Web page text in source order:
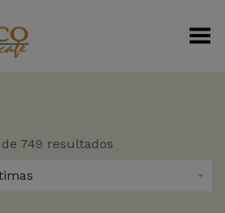
Menú Alterno
749 resultados